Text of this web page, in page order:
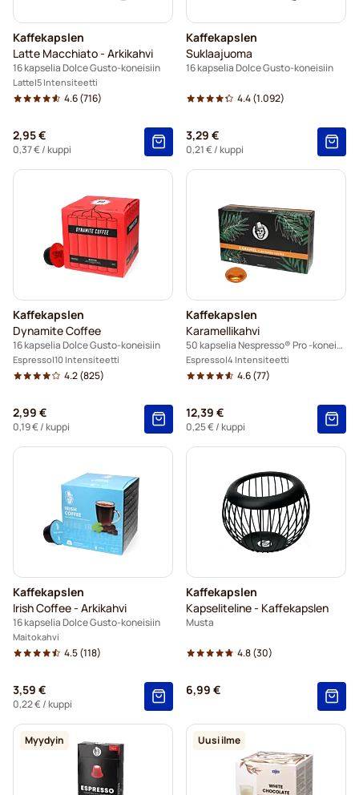
Kaffekapslen
Latte Macchiato - Arkikahvi
16 kapselia Dolce Gusto-koneisiin
Latte 5 Intensiteetti
4.6(716)
2,95 €
0,37 €/ kuppi
Kaffekapslen
Suklaajuoma
16 kapselia Dolce Gusto-koneisiin
4.4(1.092)
3,29 €
0,21 €/ kuppi
Kaffekapslen
Dynamite Coffee
16 kapselia Dolce Gusto-koneisiin
Espresso 10 Intensiteetti
4.2(825)
2,99 €
0,19 €/ kuppi
Kaffekapslen
Karamellikahvi
50 kapselia Nespresso® Pro -koneisiin
Espresso 4 Intensiteetti
4.6(77)
12,39 €
0,25 €/ kuppi
Kaffekapslen
Irish Coffee - Arkikahvi
16 kapselia Dolce Gusto-koneisiin
Maitokahvi
4.5(118)
3,59 €
0,22 €/ kuppi
Kaffekapslen
Kapseliteline - Kaffekapslen
Musta
4.8(30)
6,99 €
Myydyin Uusi ilme